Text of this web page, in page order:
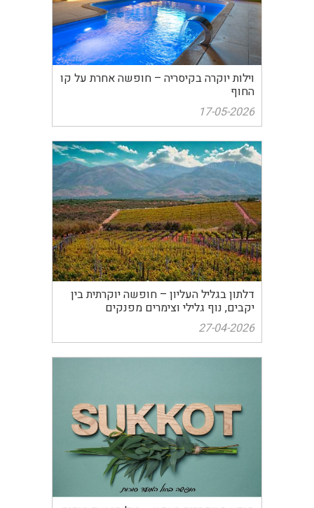
וילות יוקרה בקיסריה – חופשה אחרת על קו
החוף
17-05-2026
דלתון בגליל העליון – חופשה יוקרתית בין
יקבים, נוף גלילי וצימרים מפנקים
27-04-2026